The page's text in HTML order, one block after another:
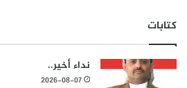
كتابات
نداء أخير..
2026-08-07